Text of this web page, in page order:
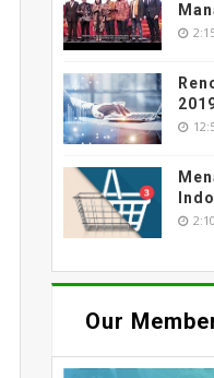
Our